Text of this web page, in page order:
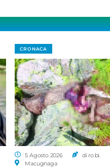
CRONACA
5 Agosto 2026
di ro.bi.
Macugnaga